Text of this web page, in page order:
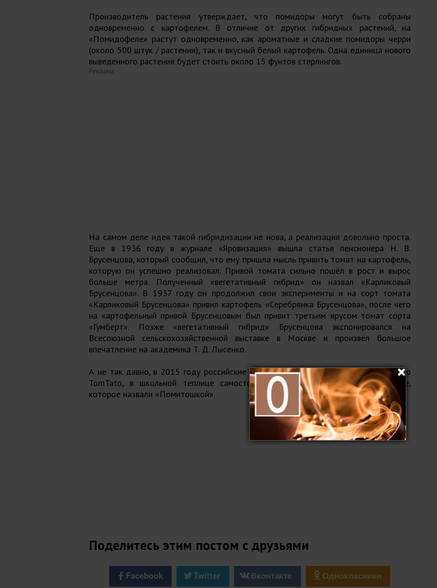
Производитель растения утверждает, что помидоры могут быть собраны
одновременно с картофелем. В отличие от других гибридных растений, на
«Помидофеле» растут одновременно, как ароматные и сладкие помидоры черри
(около 500 штук / растении), так и вкусный белый картофель. Одна единица нового
выведенного растения будет стоить около 15 фунтов стерлингов.
Реклама
На самом деле идея такой гибридизации не нова, а реализация довольно проста.
Еще в 1936 году в журнале «Яровизация» вышла статья пенсионера Н. В.
Брусенцова, который сообщил, что ему пришла мысль привить томат на картофель,
которую он успешно реализовал. Привой томата сильно пошёл в рост и вырос
больше метра. Полученный «вегетативный гибрид» он назвал «Карликовый
Брусенцова». В 1937 году он продолжил свои эксперименты и на сорт томата
«Карликовый Брусенцова» привил картофель «Серебрянка Брусенцова», после чего
на картофельный привой Брусенцовым был привит третьим ярусом томат сорта
«Гумберт». Позже «вегетативный гибрид» Брусенцова экспонировался на
Всесоюзной сельскохозяйственной выставке в Москве и произвёл большое
впечатление на академика Т. Д. Лысенко.
А не так давно, в 2015 году российские школьники на Ямале, прочитав новость о
TomTato, в школьной теплице самостоятельно получили такое же растение,
которое назвали «Помитошкой».
Поделитесь этим постом с друзьями
Facebook Twitter Вконтакте Однокласники